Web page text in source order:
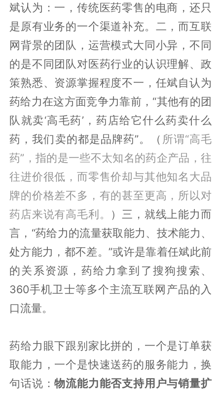
斌认为：一，传统医药零售的电商，还只
是原有业务的一个渠道补充。二，而互联
网背景的团队，运营模式大同小异，不同
的是不同团队对医药行业的认识理解、政
策熟悉、资源掌握程度不一，任斌自认为
药给力在这方面竞争力靠前，“其他有的团
队就卖‘高毛药’，药店给它什么药卖什么
药，我们卖的都是品牌药”。（ 所谓“高毛
药”，指的是一些不太知名的药企产品，往
往进价很低，而零售价却与其他知名大品
牌的价格差不多，有的甚至更高，所以对
药店来说有高毛利。 ）三，就线上能力而
言，“药给力的流量获取能力、技术能力、
处方能力，都不差。”或许是靠着任斌此前
的关系资源，药给力拿到了搜狗搜索、
360手机卫士等多个主流互联网产品的入
口流量。
药给力眼下跟别家比拼的，一个是订单获
取能力，一个是快速送药的服务能力，换
句话说：物流能力能否支持用户与销量扩